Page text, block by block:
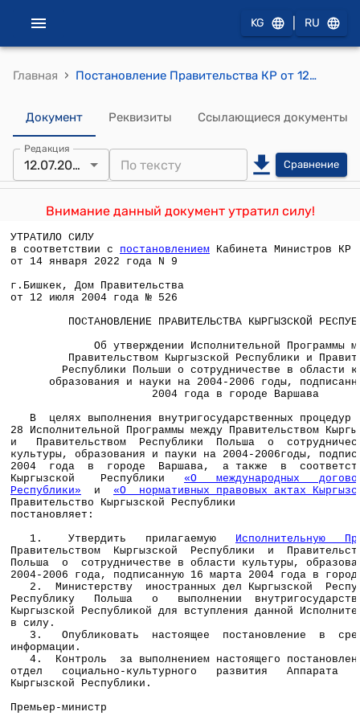
KG RU
Главная › Постановление Правительства КР от 12 июля 2004 года № 526 "Об утверждении Исполнительной Программы между Правительством Кыргызской Республики и Правительством Республики Польши о сотрудничестве в области культуры, образования и науки на 2004-2006 годы, подписанной 16 марта 2004 года в городе Варшава"
Документ Реквизиты Ссылающиеся документы
Редакция
12.07.2004 Сравнение
Внимание данный документ утратил силу!